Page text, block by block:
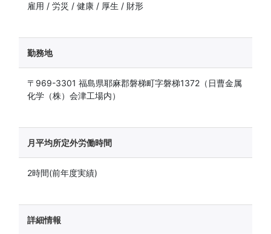
雇用 / 労災 / 健康 / 厚生 / 財形
勤務地
〒969-3301 福島県耶麻郡磐梯町字磐梯1372（日曹金属
化学（株）会津工場内）
月平均所定外労働時間
2時間(前年度実績)
詳細情報